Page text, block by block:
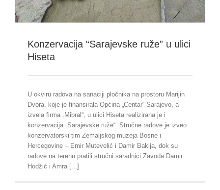
Konzervacija “Sarajevske ruže” u ulici
Hiseta
U okviru radova na sanaciji pločnika na prostoru Marijin
Dvora, koje je finansirala Općina „Centar“ Sarajevo, a
izvela firma „Mibral“, u ulici Hiseta realizirana je i
konzervacija „Sarajevske ruže“. Stručne radove je izveo
konzervatorski tim Zemaljskog muzeja Bosne i
Hercegovine – Emir Mutevelić i Damir Bakija, dok su
radove na terenu pratili stručni saradnici Zavoda Damir
Hodžić i Amra [...]